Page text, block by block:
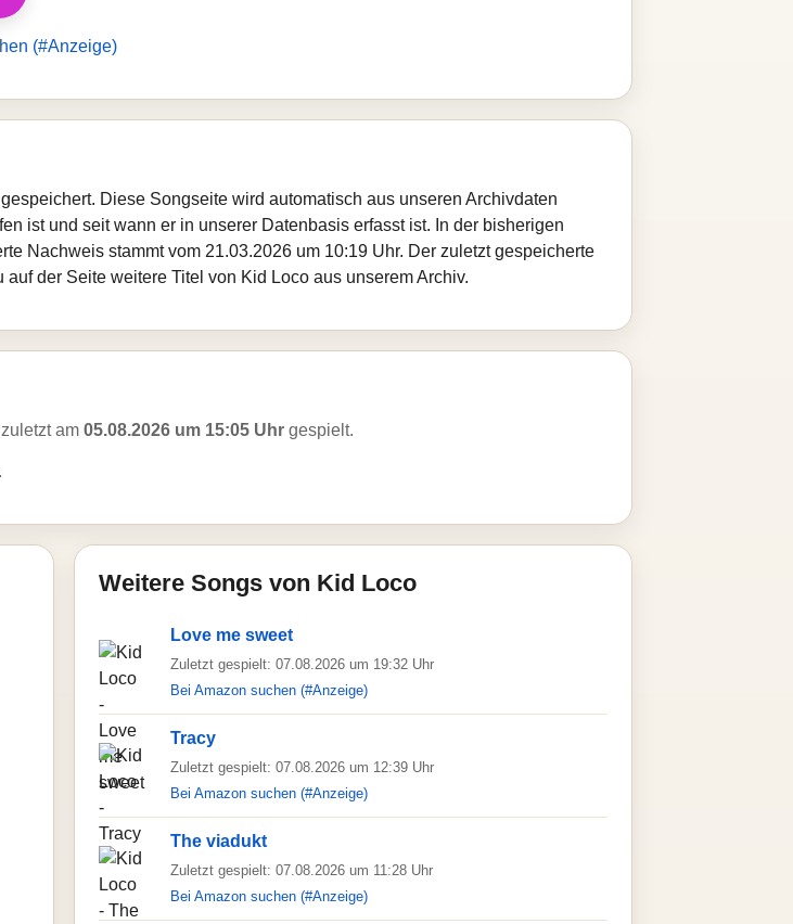
(#Anzeige)
Diese Songseite wird automatisch aus unseren Archivdaten
ist und seit wann er in unserer Datenbasis erfasst ist. In der bisherigen
Nachweis stammt vom 21.03.2026 um 10:19 Uhr. Der zuletzt gespeicherte
der Seite weitere Titel von Kid Loco aus unserem Archiv.
am 05.08.2026 um 15:05 Uhr gespielt.
Weitere Songs von Kid Loco
Love me sweet
Zuletzt gespielt: 07.08.2026 um 19:32 Uhr
Bei Amazon suchen (#Anzeige)
Tracy
Zuletzt gespielt: 07.08.2026 um 12:39 Uhr
Bei Amazon suchen (#Anzeige)
The viadukt
Zuletzt gespielt: 07.08.2026 um 11:28 Uhr
Bei Amazon suchen (#Anzeige)